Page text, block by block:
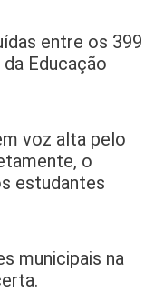
entre os 399
Educação
voz alta pelo
o
estudantes
municipais na